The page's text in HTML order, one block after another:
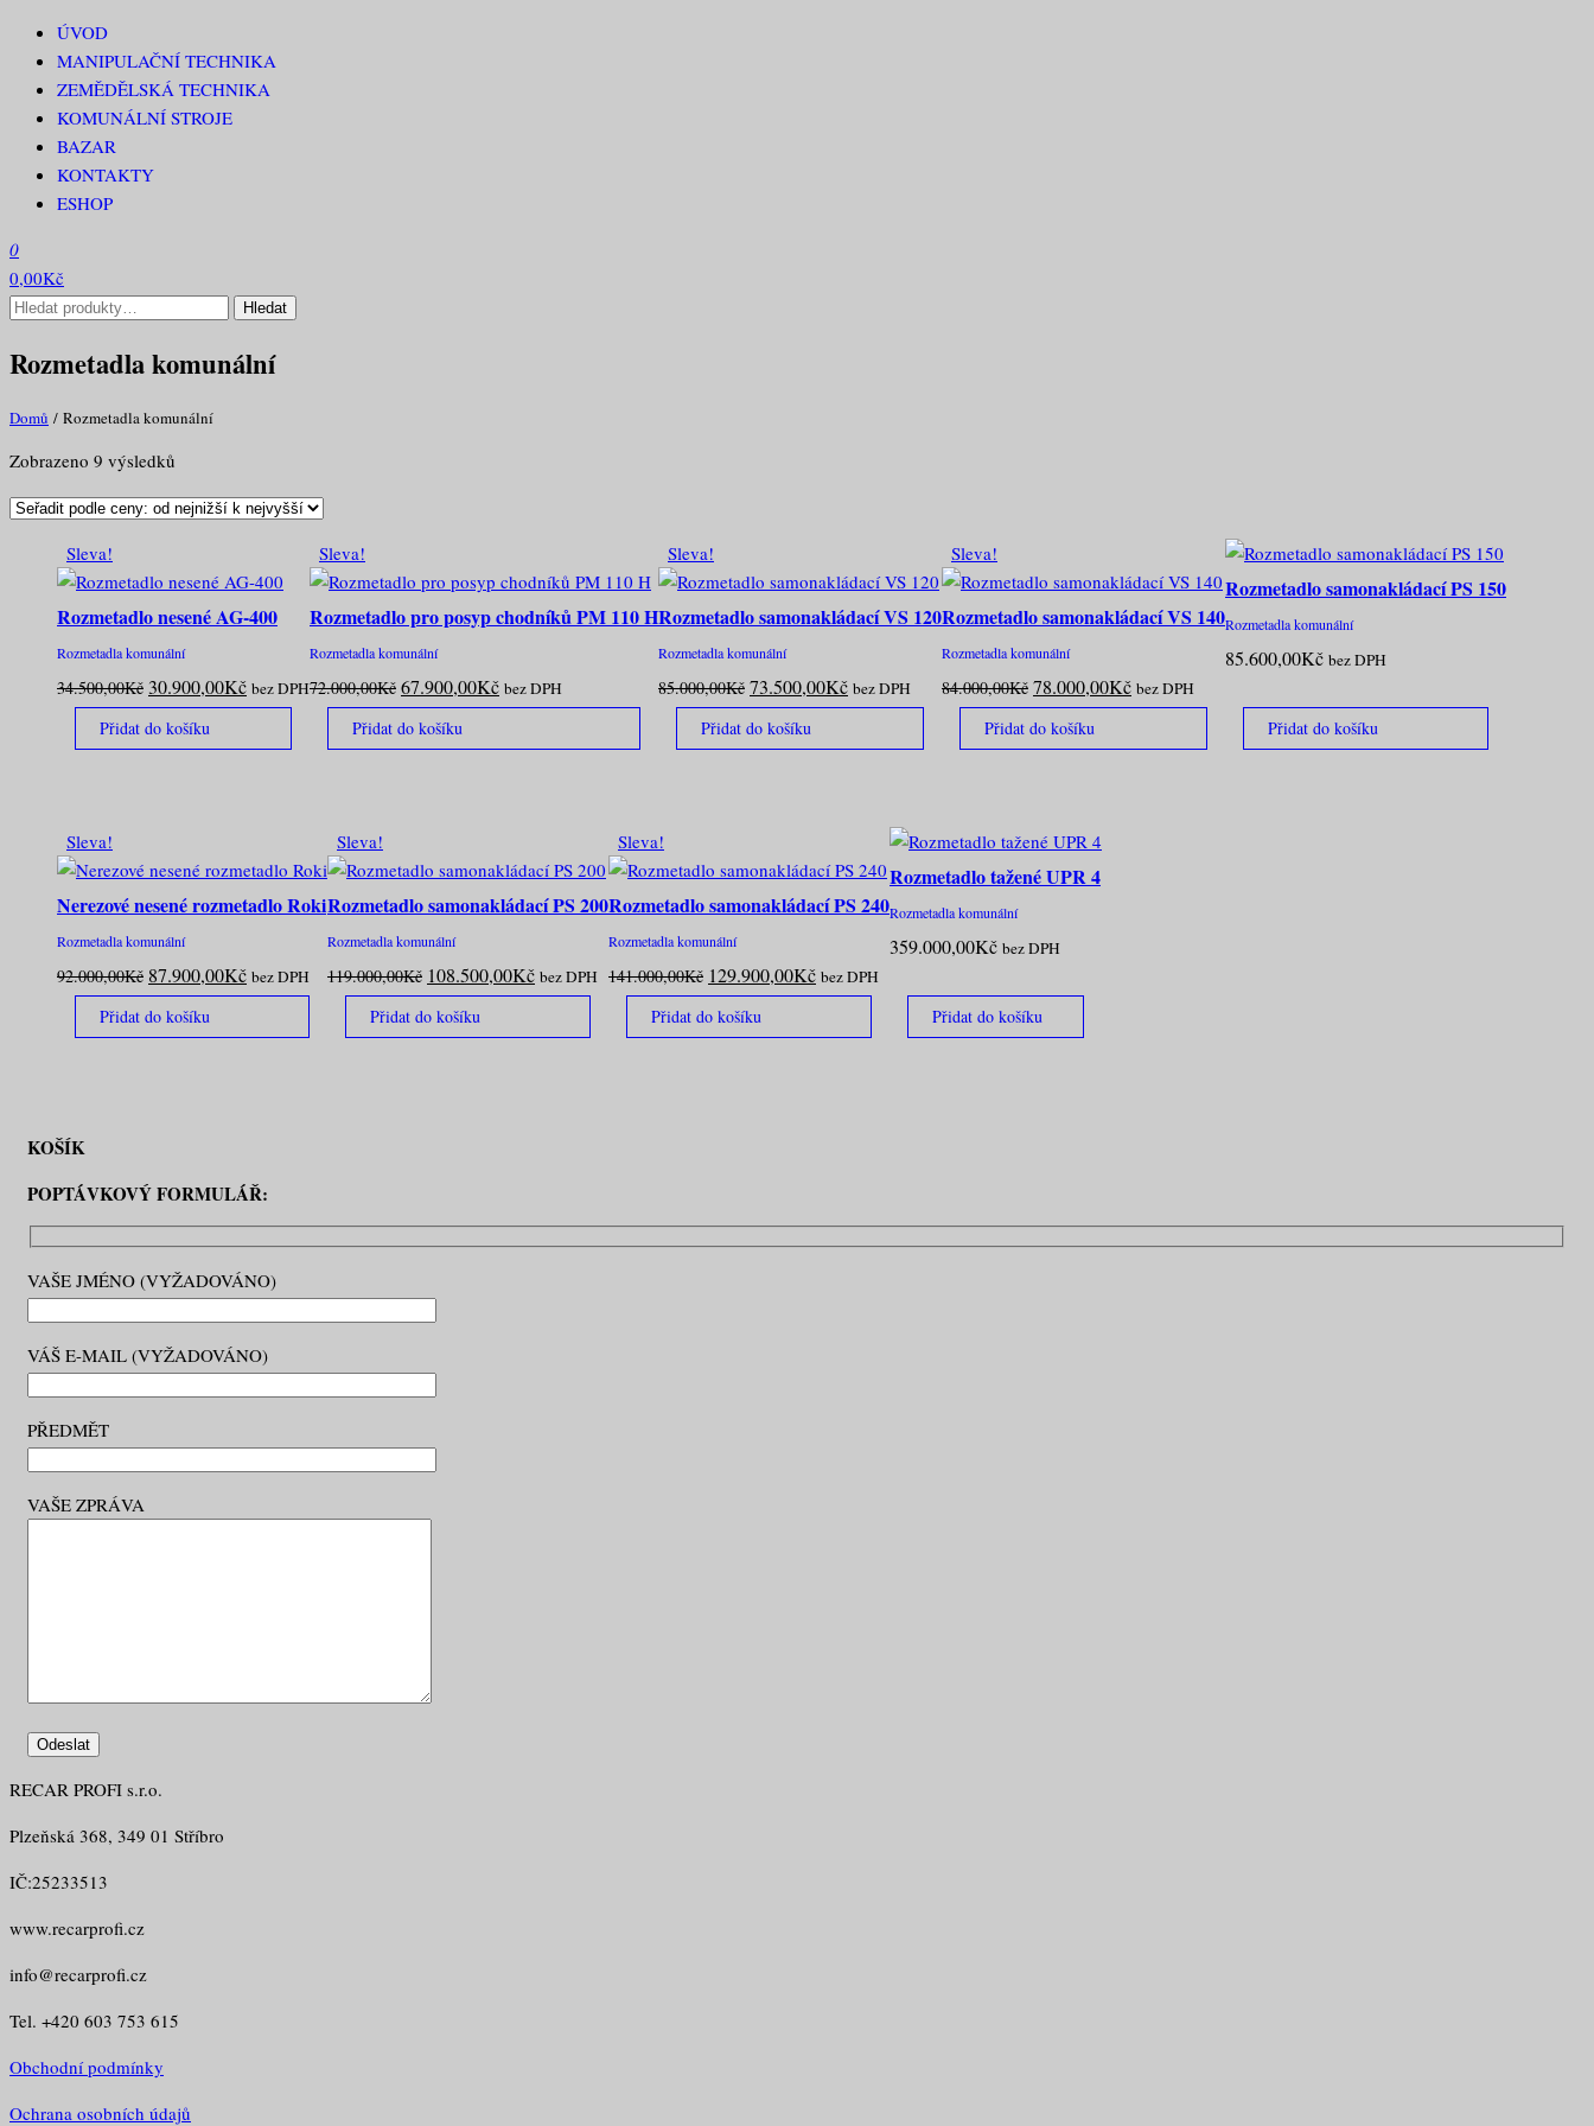
Přeskočit
obsah
RECAR PROFI
ÚVOD
MANIPULAČNÍ TECHNIKA
ZEMĚDĚLSKÁ TECHNIKA
KOMUNÁLNÍ STROJE
BAZAR
KONTAKTY
ESHOP
0
0,00Kč
Hledat:
Hledat
Rozmetadla komunální
Domů / Rozmetadla komunální
Zobrazeno 9 výsledků
ceny:
nejnižší
Sleva!
Rozmetadlo nesené AG-400
Rozmetadla komunální
34.500,00Kč Původní
cena
byla:
30.900,00KčAktuální
cena
je:
bez DPH
Přidat do košíku
Sleva!
Rozmetadlo pro posyp chodníků PM 110 H
Rozmetadla komunální
72.000,00Kč Původní
cena
byla:
67.900,00KčAktuální
cena
je:
bez DPH
Přidat do košíku
Sleva!
Rozmetadlo samonakládací VS 120
Rozmetadla komunální
85.000,00Kč Původní
cena
byla:
73.500,00KčAktuální
cena
je:
bez DPH
Přidat do košíku
Sleva!
Rozmetadlo samonakládací VS 140
Rozmetadla komunální
84.000,00Kč Původní
cena
byla:
78.000,00KčAktuální
cena
je:
bez DPH
Přidat do košíku
Rozmetadlo samonakládací PS 150
Rozmetadla komunální
85.600,00Kč bez DPH
Přidat do košíku
Sleva!
Nerezové nesené rozmetadlo Roki
Rozmetadla komunální
92.000,00Kč Původní
cena
byla:
87.900,00KčAktuální
cena
je:
bez DPH
Přidat do košíku
Sleva!
Rozmetadlo samonakládací PS 200
Rozmetadla komunální
119.000,00Kč Původní
cena
byla:
108.500,00KčAktuální
cena
je:
bez DPH
Přidat do košíku
Sleva!
Rozmetadlo samonakládací PS 240
Rozmetadla komunální
141.000,00Kč Původní
cena
byla:
129.900,00KčAktuální
cena
je:
bez DPH
Přidat do košíku
Rozmetadlo tažené UPR 4
Rozmetadla komunální
359.000,00Kč bez DPH
Přidat do košíku
KOŠÍK
POPTÁVKOVÝ FORMULÁŘ:
VAŠE JMÉNO (VYŽADOVÁNO)
VÁŠ E-MAIL (VYŽADOVÁNO)
PŘEDMĚT
VAŠE ZPRÁVA
RECAR PROFI s.r.o.
Plzeňská 368, 349 01 Stříbro
IČ:25233513
www.recarprofi.cz
info@recarprofi.cz
Tel. +420 603 753 615
Obchodní podmínky
Ochrana osobních údajů